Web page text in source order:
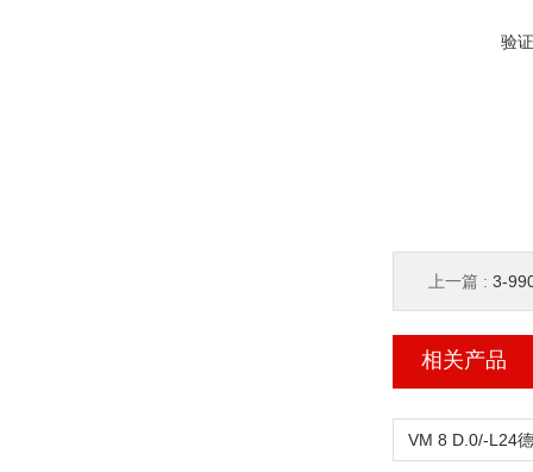
验
上一篇 : 3-
相关产品